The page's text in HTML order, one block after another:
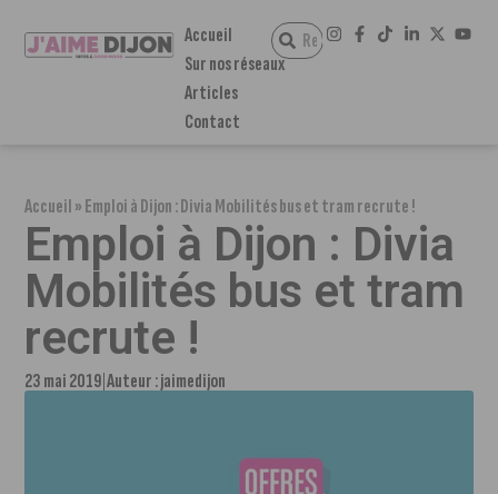
Accueil
Sur nos réseaux
Articles
Contact
Accueil»Emploi à Dijon : Divia Mobilités bus et tram recrute !
Emploi à Dijon : Divia
Mobilités bus et tram
recrute !
23 mai 2019 Auteur :jaimedijon